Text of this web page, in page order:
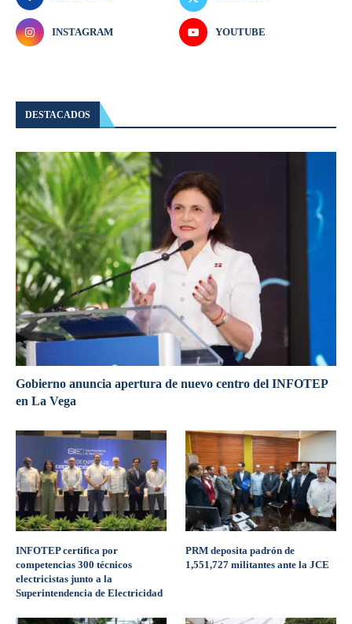
INSTAGRAM YOUTUBE
DESTACADOS
Gobierno anuncia apertura de nuevo centro del INFOTEP
en La Vega
INFOTEP certifica por
competencias 300 técnicos
electricistas junto a la
Superintendencia de Electricidad
PRM deposita padrón de
1,551,727 militantes ante la JCE